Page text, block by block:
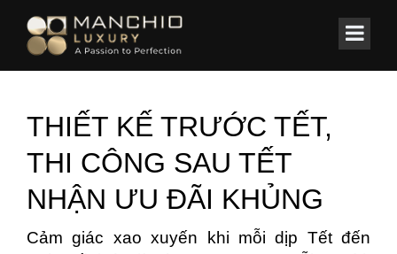
Home/Tin Tức & Sự Kiện
THIẾT KẾ TRƯỚC TẾT,
THI CÔNG SAU TẾT
NHẬN ƯU ĐÃI KHỦNG
Cảm giác xao xuyến khi mỗi dịp Tết đến